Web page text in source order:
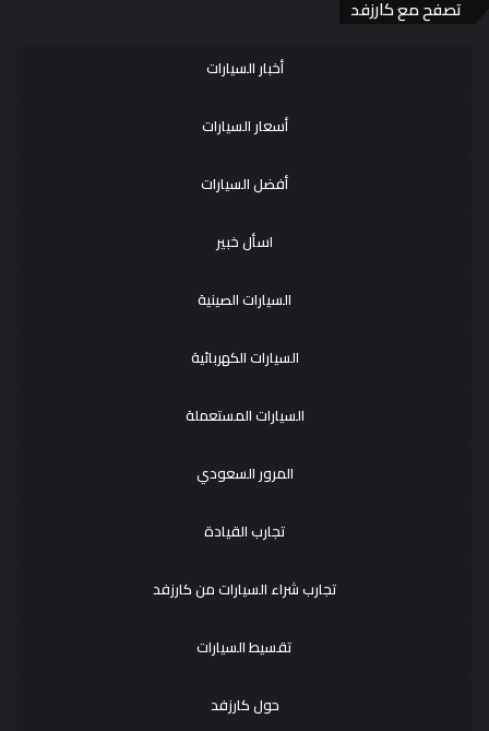
تصفح مع كارزفد
أخبار السيارات
أسعار السيارات
أفضل السيارات
اسأل خبير
السيارات الصينية
السيارات الكهربائية
السيارات المستعملة
المرور السعودي
تجارب القيادة
تجارب شراء السيارات من كارزفد
تقسيط السيارات
حول كارزفد